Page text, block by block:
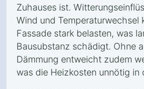
Zuhauses ist.
Wind und Temperaturwechsel
Fassade stark belasten, was
Bausubstanz schädigt. Ohne
Dämmung entweicht zudem
was die Heizkosten unnötig in